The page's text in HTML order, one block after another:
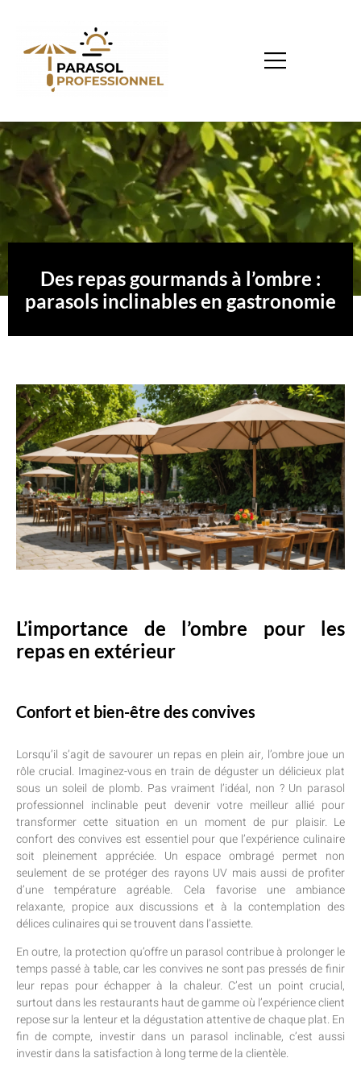
Des repas gourmands à l’ombre :
parasols inclinables en gastronomie
L’importance de l’ombre pour les
repas en extérieur
Confort et bien-être des convives
Lorsqu’il s’agit de savourer un repas en plein air, l’ombre joue un
rôle crucial. Imaginez-vous en train de déguster un délicieux plat
sous un soleil de plomb. Pas vraiment l’idéal, non ? Un parasol
professionnel inclinable peut devenir votre meilleur allié pour
transformer cette situation en un moment de pur plaisir. Le
confort des convives est essentiel pour que l’expérience culinaire
soit pleinement appréciée. Un espace ombragé permet non
seulement de se protéger des rayons UV mais aussi de profiter
d’une température agréable. Cela favorise une ambiance
relaxante, propice aux discussions et à la contemplation des
délices culinaires qui se trouvent dans l’assiette.
En outre, la protection qu’offre un parasol contribue à prolonger le
temps passé à table, car les convives ne sont pas pressés de finir
leur repas pour échapper à la chaleur. C’est un point crucial,
surtout dans les restaurants haut de gamme où l’expérience client
repose sur la lenteur et la dégustation attentive de chaque plat. En
fin de compte, investir dans un parasol inclinable, c’est aussi
investir dans la satisfaction à long terme de la clientèle.